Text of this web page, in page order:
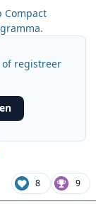
Compact
of registreer
8 9